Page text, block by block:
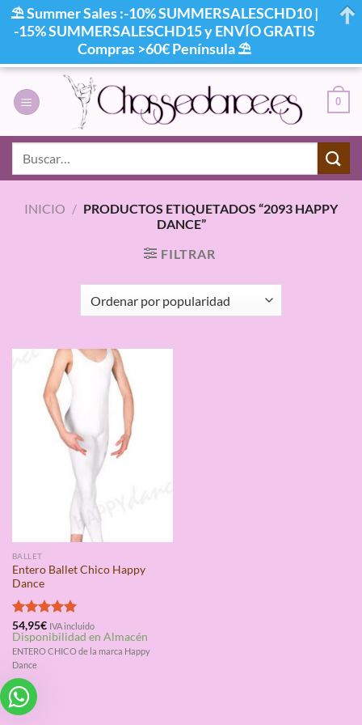
contenido
0
INICIO / PRODUCTOS ETIQUETADOS “2093 HAPPY
DANCE”
FILTRAR
BALLET
Entero Ballet Chico Happy
Dance
Valorado
con5.00
de 5
54,95€ IVA incluido
Disponibilidad en Almacén
ENTERO CHICO de la marca Happy
Dance
⛱ Summer Sales :-10% SUMMERSALESCHD10 |
-15% SUMMERSALESCHD15 y ENVÍO GRATIS
Compras >60€ Península ⛱